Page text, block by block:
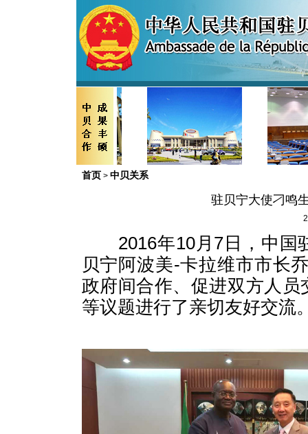
首页 > 中贝关系
驻贝宁大使刁鸣
2016年10月7日，中国
贝宁阿波美-卡拉维市市长
政府间合作、促进双方人
等议题进行了亲切友好交流